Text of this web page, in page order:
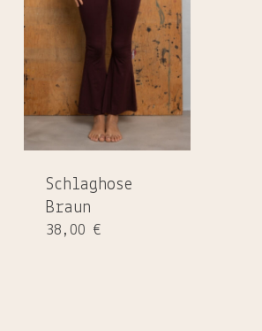
Schlaghose
Braun
38,00 €